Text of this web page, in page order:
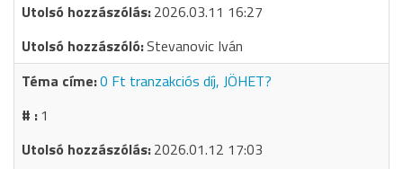
2026.03.11 16:27
Stevanovic Iván
0 Ft tranzakciós díj, JÖHET?
1
2026.01.12 17:03